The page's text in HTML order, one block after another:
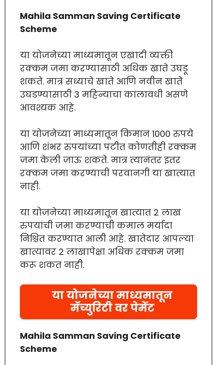
Mahila Samman Saving Certificate
Scheme
या योजनेच्या माध्यमातून एखादी व्यक्ती
रक्कम जमा करण्यासाठी अधिक खाते उघडू
शकते. मात्र सध्याचे खाते आणि नवीन खाते
उघडण्यासाठी 3 महिन्याचा कालावधी असणे
आवश्यक आहे.
या योजनेच्या माध्यमातून किमान 1000 रुपये
आणि शंभर रुपयांच्या पटीत कोणतीही रक्कम
जमा केली जाऊ शकते. मात्र त्यानंतर इतर
रक्कम जमा करण्याची परवानगी या खात्यात
नाही.
या योजनेच्या माध्यमातून खात्यात 2 लाख
रुपयांची जमा करण्याची कमाल मर्यादा
निश्चित करण्यात आली आहे. खातेदार आपल्या
खात्यावर 2 लाखापेक्षा अधिक रक्कम जमा
करू शकत नाही.
या योजनेच्या माध्यमातून
मॅच्युरिटी वर पेमेंट
Mahila Samman Saving Certificate
Scheme